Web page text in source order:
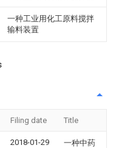
一种工业用化工原料搅拌
输料装置
Filing date Title
2018-01-29
一种中药